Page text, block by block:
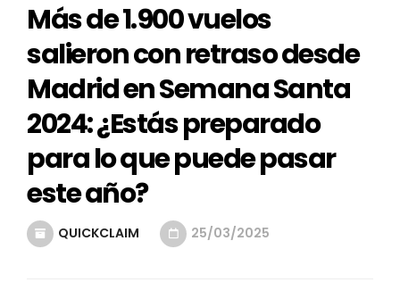
Más de 1.900 vuelos
salieron con retraso desde
Madrid en Semana Santa
2024: ¿Estás preparado
para lo que puede pasar
este año?
QUICKCLAIM 25/03/2025